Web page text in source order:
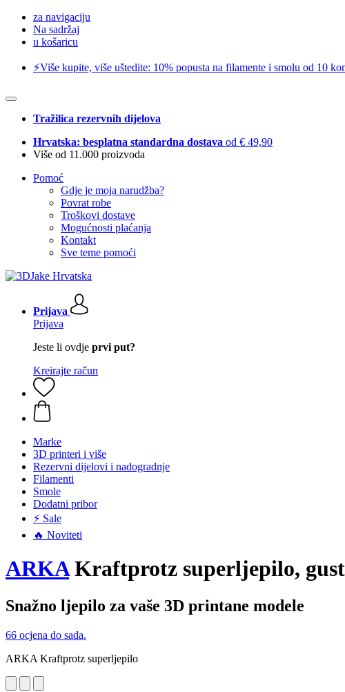
za navigaciju
Na sadržaj
u košaricu
⚡️Više kupite, više uštedite: 10% popusta na filamente i smolu od 10
Tražilica rezervnih dijelova
Hrvatska: besplatna standardna dostava od € 49,90
Više od 11.000 proizvoda
Pomoć
Gdje je moja narudžba?
Povrat robe
Troškovi dostave
Mogućnosti plaćanja
Kontakt
Sve teme pomoći
Prijava
Prijava
Jeste li ovdje prvi put?
Kreirajte račun
Marke
3D printeri i više
Rezervni dijelovi i nadogradnje
Filamenti
Smole
Dodatni pribor
⚡ Sale
🔥 Noviteti
ARKAKraftprotz superljepilo,
Snažno ljepilo za vaše 3D printane modele
66 ocjena do sada.
ARKA Kraftprotz superljepilo